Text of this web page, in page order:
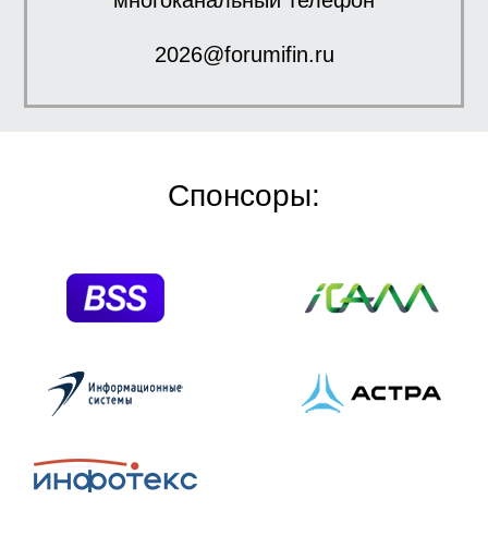
2026@forumifin.ru
Спонсоры: